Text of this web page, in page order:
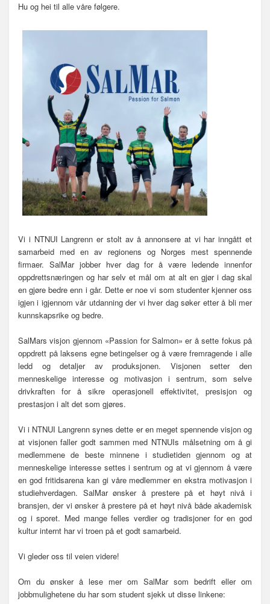
Hu og hei til alle våre følgere.
Vi i NTNUI Langrenn er stolt av å annonsere at vi har inngått et
samarbeid med en av regionens og Norges mest spennende
firmaer. SalMar jobber hver dag for å være ledende innenfor
oppdrettsnæringen og har selv et mål om at alt en gjør i dag skal
en gjøre bedre enn i går. Dette er noe vi som studenter kjenner oss
igjen i igjennom vår utdanning der vi hver dag søker etter å bli mer
kunnskapsrike og bedre.
SalMars visjon gjennom «Passion for Salmon» er å sette fokus på
oppdrett på laksens egne betingelser og å være fremragende i alle
ledd og detaljer av produksjonen. Visjonen setter den
menneskelige interesse og motivasjon i sentrum, som selve
drivkraften for å sikre operasjonell effektivitet, presisjon og
prestasjon i alt det som gjøres.
Vi i NTNUI Langrenn synes dette er en meget spennende visjon og
at visjonen faller godt sammen med NTNUIs målsetning om å gi
medlemmene de beste minnene i studietiden gjennom og at
menneskelige interesse settes i sentrum og at vi gjennom å være
en god fritidsarena kan gi våre medlemmer en ekstra motivasjon i
studiehverdagen. SalMar ønsker å prestere på et høyt nivå i
bransjen, der vi ønsker å prestere på et høyt nivå både akademisk
og i sporet. Med mange felles verdier og tradisjoner for en god
kultur internt har vi troen på et godt samarbeid.
Vi gleder oss til veien videre!
Om du ønsker å lese mer om SalMar som bedrift eller om
jobbmulighetene du har som student sjekk ut disse linkene: